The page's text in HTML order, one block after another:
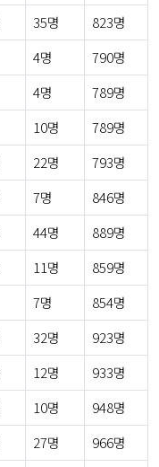
35명
823명
4명
790명
4명
789명
10명
789명
22명
793명
7명
846명
44명
889명
11명
859명
7명
854명
32명
923명
12명
933명
10명
948명
27명
966명